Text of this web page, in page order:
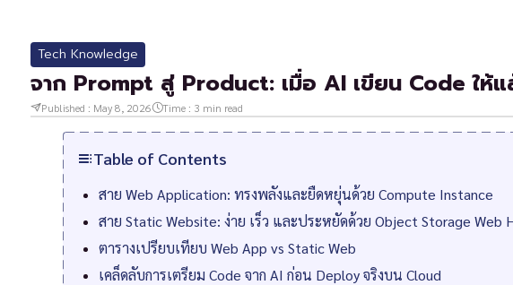
Tech Knowledge
จาก Prompt สู่ Product: เมื่อ AI เขียน Code ให้แ
Published : May 8, 2026 Time : 3 min read
Table of Contents
สาย Web Application: ทรงพลังและยืดหยุ่นด้วย Compute Instance
สาย Static Website: ง่าย เร็ว และประหยัดด้วย Object Storage Web
ตารางเปรียบเทียบ Web App vs Static Web
เคล็ดลับการเตรียม Code จาก AI ก่อน Deploy จริงบน Cloud